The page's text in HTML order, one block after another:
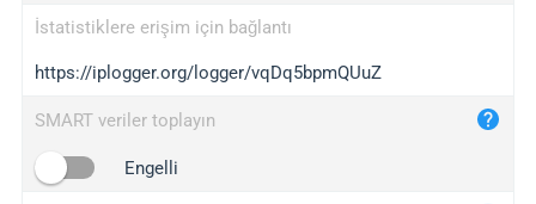
bc.ax
iplogger.com
maper.info
2no.co
İstatistiklere erişim için bağlantı
https://iplogger.org/logger/vqDq5bpmQUuZ
SMART veriler toplayın
Engelli